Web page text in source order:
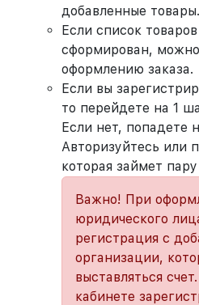
добавленные товары.
Если список
сформирован,
оформлению заказа.
Если вы
то перейдете на 1
Если нет, попадете
Авторизуйтесь или
которая займет
Важно! При
юридического
регистрация с
организации,
выставляться
кабинете